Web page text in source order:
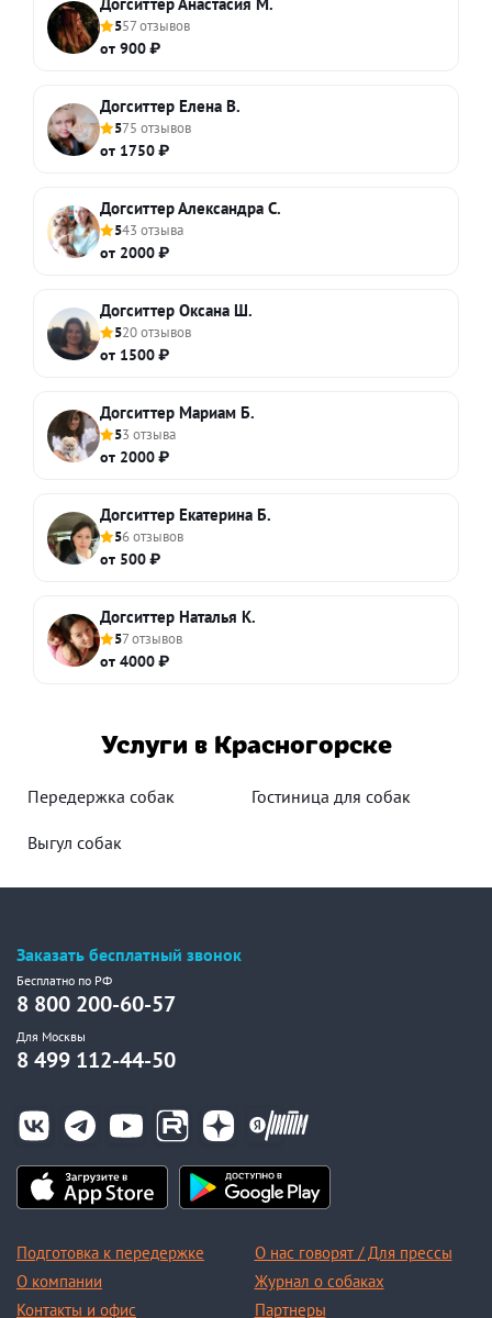
Догситтер Анастасия М.
557 отзывов
от 900 ₽
Догситтер Елена В.
575 отзывов
от 1750 ₽
Догситтер Александра С.
543 отзыва
от 2000 ₽
Догситтер Оксана Ш.
520 отзывов
от 1500 ₽
Догситтер Мариам Б.
53 отзыва
от 2000 ₽
Догситтер Екатерина Б.
56 отзывов
от 500 ₽
Догситтер Наталья К.
57 отзывов
от 4000 ₽
Услуги в Красногорске
Передержка собак Гостиница для собак
Выгул собак
Заказать бесплатный звонок
Бесплатно по РФ
8 800 200-60-57
Для Москвы
8 499 112-44-50
Подготовка к передержке
О компании
Контакты и офис
О нас говорят / Для прессы
Журнал о собаках
Партнеры